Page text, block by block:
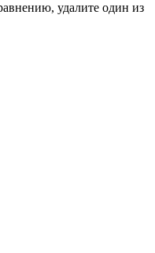
удалите один из